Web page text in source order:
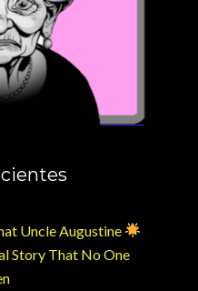
Uncle Augustine
Story That No One